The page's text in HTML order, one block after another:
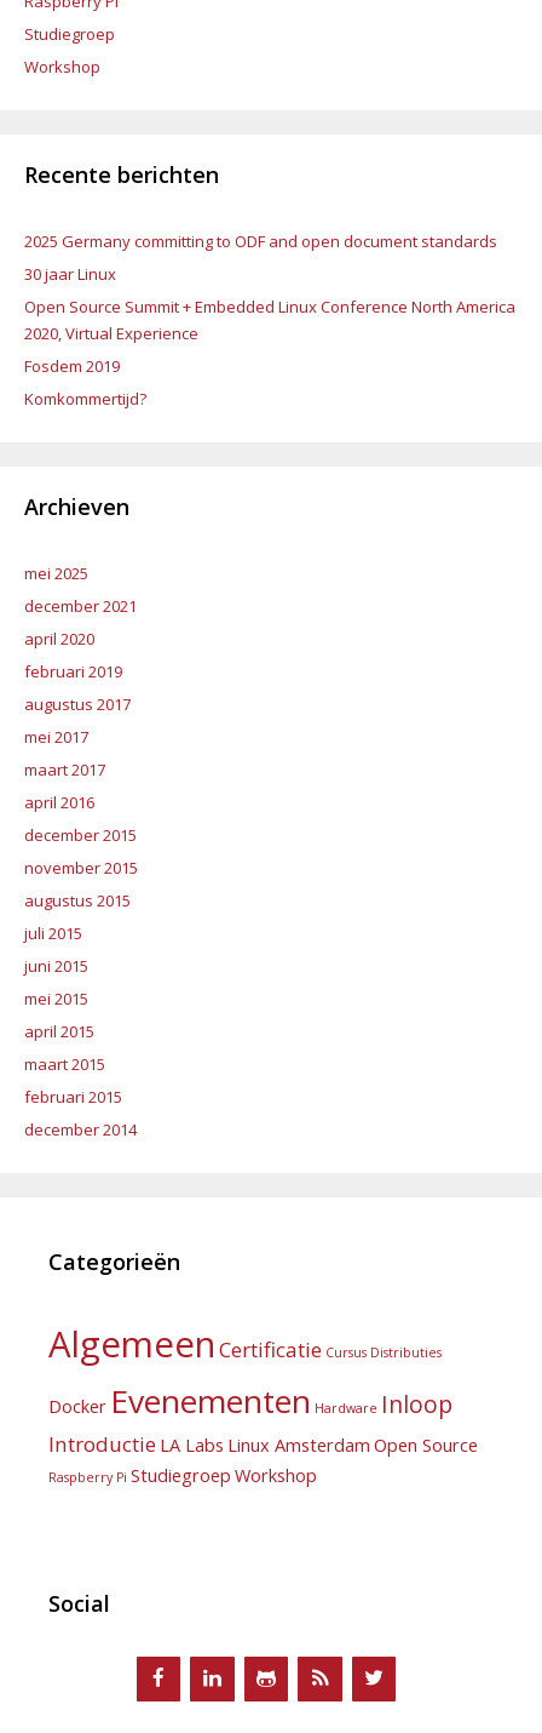
Studiegroep
Workshop
Recente berichten
2025 Germany committing to ODF and open document standards
30 jaar Linux
Open Source Summit + Embedded Linux Conference North America
2020, Virtual Experience
Fosdem 2019
Komkommertijd?
Archieven
mei 2025
december 2021
april 2020
februari 2019
augustus 2017
mei 2017
maart 2017
april 2016
december 2015
november 2015
augustus 2015
juli 2015
juni 2015
mei 2015
april 2015
maart 2015
februari 2015
december 2014
Categorieën
Algemeen Certificatie Cursus Distributies
Docker Evenementen Hardware Inloop
Introductie LA Labs Linux Amsterdam Open Source
Raspberry Pi Studiegroep Workshop
Social